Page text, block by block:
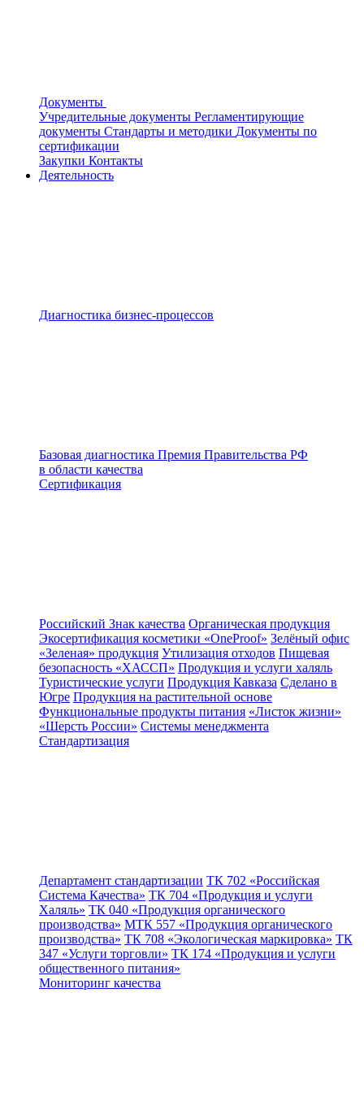
Документы
Учредительные документы Регламентирующие
документы Стандарты и методики Документы по
сертификации
Закупки Контакты
Деятельность
Диагностика бизнес-процессов
Базовая диагностика Премия Правительства РФ
в области качества
Сертификация
Российский Знак качества Органическая продукция
Экосертификация косметики «OneProof» Зелёный офис
«Зеленая» продукция Утилизация отходов Пищевая
безопасность «ХАССП» Продукция и услуги халяль
Туристические услуги Продукция Кавказа Сделано в
Югре Продукция на растительной основе
Функциональные продукты питания «Листок жизни»
«Шерсть России» Системы менеджмента
Стандартизация
Департамент стандартизации ТК 702 «Российская
Система Качества» ТК 704 «Продукция и услуги
Халяль» ТК 040 «Продукция органического
производства» МТК 557 «Продукция органического
производства» ТК 708 «Экологическая маркировка» ТК
347 «Услуги торговли» ТК 174 «Продукция и услуги
общественного питания»
Мониторинг качества